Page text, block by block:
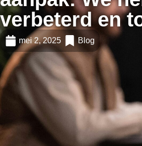
verbeterd en
mei 2, 2025 Blog